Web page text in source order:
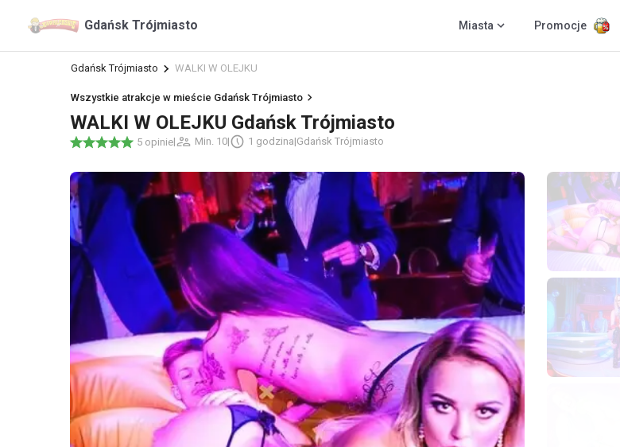
Gdańsk Trójmiasto Miasta Promocje
Gdańsk Trójmiasto WALKI W OLEJKU
Wszystkie atrakcje w mieście Gdańsk Trójmiasto
WALKI W OLEJKU Gdańsk Trójmiasto
5 opinie| Min. 10| 1 godzina|Gdańsk Trójmiasto